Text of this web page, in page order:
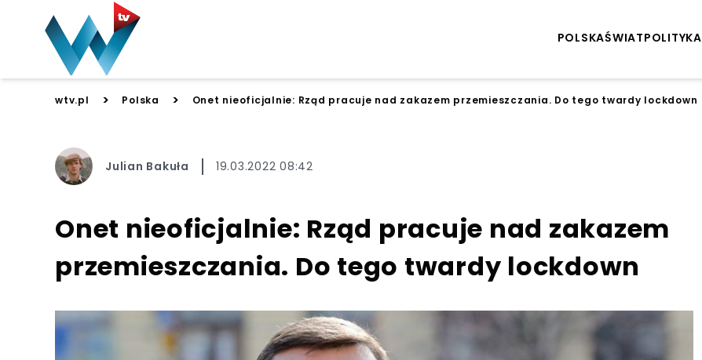
POLSKAŚWIATPOLITYKA
wtv.pl > Polska > Onet nieoficjalnie: Rząd pracuje nad zakazem przemieszczania. Do tego twardy lockdown
Julian Bakuła 19.03.2022 08:42
Onet nieoficjalnie: Rząd pracuje nad zakazem
przemieszczania. Do tego twardy lockdown